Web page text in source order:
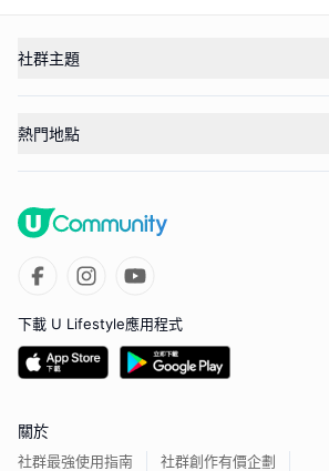
社群主題
熱門地點
下載 U Lifestyle應用程式
關於
社群最強使用指南
社群創作有價企劃